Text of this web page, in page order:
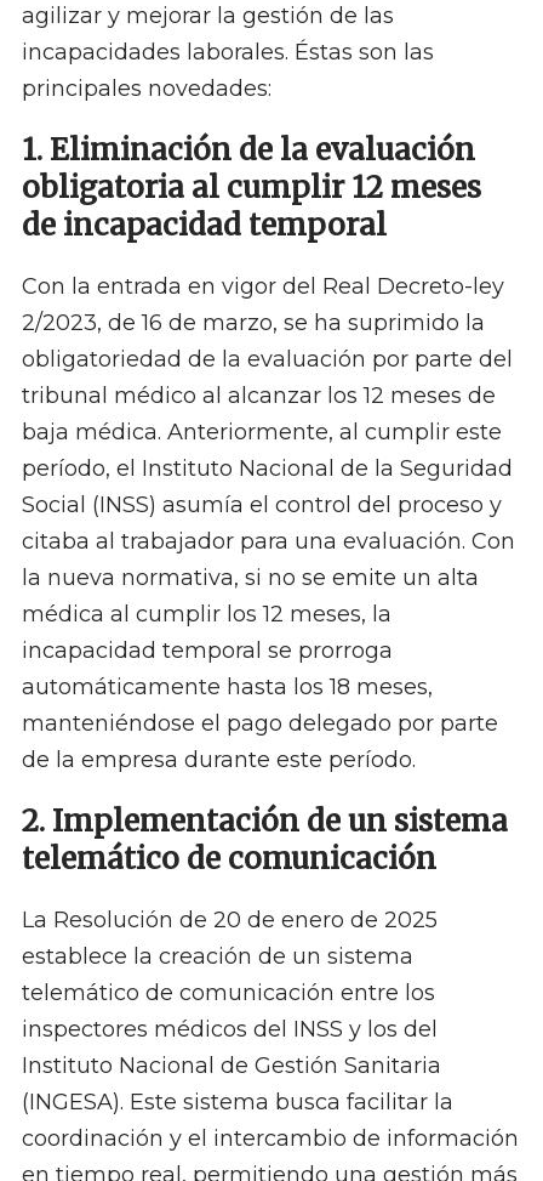
agilizar y mejorar la gestión de las
incapacidades laborales. Éstas son las
principales novedades:​
1. Eliminación de la evaluación
obligatoria al cumplir 12 meses
de incapacidad temporal
Con la entrada en vigor del Real Decreto-ley
2/2023, de 16 de marzo, se ha suprimido la
obligatoriedad de la evaluación por parte del
tribunal médico al alcanzar los 12 meses de
baja médica. Anteriormente, al cumplir este
período, el Instituto Nacional de la Seguridad
Social (INSS) asumía el control del proceso y
citaba al trabajador para una evaluación. Con
la nueva normativa, si no se emite un alta
médica al cumplir los 12 meses, la
incapacidad temporal se prorroga
automáticamente hasta los 18 meses,
manteniéndose el pago delegado por parte
de la empresa durante este período. ​
2. Implementación de un sistema
telemático de comunicación
La Resolución de 20 de enero de 2025
establece la creación de un sistema
telemático de comunicación entre los
inspectores médicos del INSS y los del
Instituto Nacional de Gestión Sanitaria
(INGESA). Este sistema busca facilitar la
coordinación y el intercambio de información
en tiempo real, permitiendo una gestión más